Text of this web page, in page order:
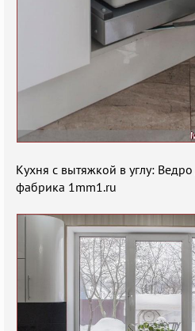
Кухня с вытяжкой в углу:
фабрика 1mm1.ru